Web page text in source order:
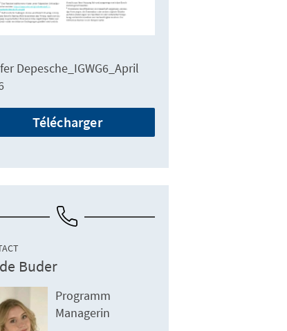
Depesche_IGWG6_April
Télécharger
Buder
Programm
Managerin